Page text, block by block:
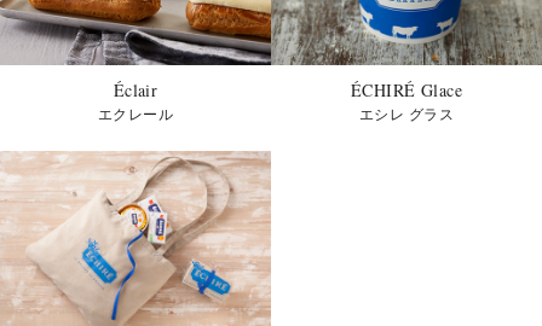
Éclair
エクレール
ÉCHIRÉ Glace
エシレ グラス